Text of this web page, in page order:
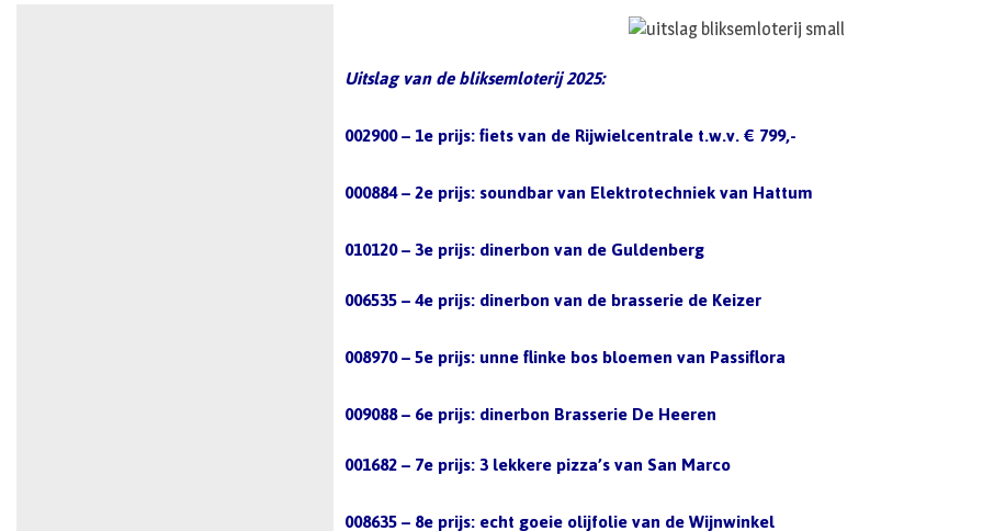
Uitslag van de bliksemloterij 2025:
002900 – 1e prijs: fiets van de Rijwielcentrale t.w.v. € 799,-
000884 – 2e prijs: soundbar van Elektrotechniek van Hattum
010120 – 3e prijs: dinerbon van de Guldenberg
006535 – 4e prijs: dinerbon van de brasserie de Keizer
008970 – 5e prijs: unne flinke bos bloemen van Passiflora
009088 – 6e prijs: dinerbon Brasserie De Heeren
001682 – 7e prijs: 3 lekkere pizza’s van San Marco
008635 – 8e prijs: echt goeie olijfolie van de Wijnwinkel